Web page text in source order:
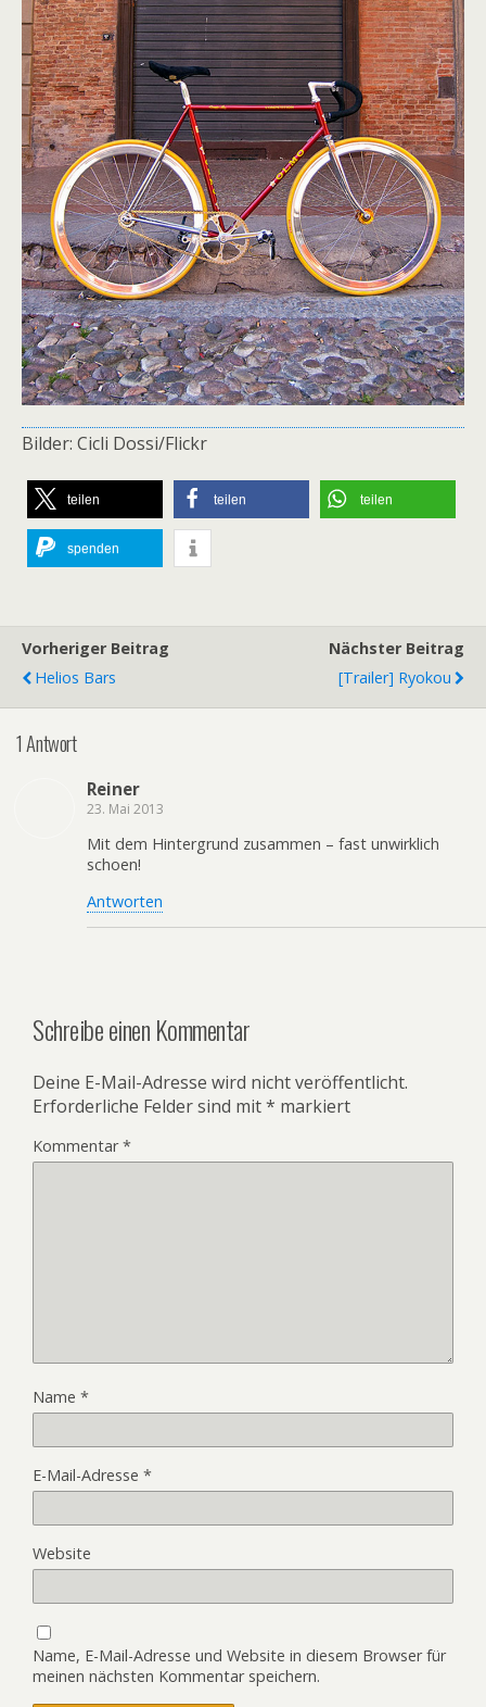
Bilder: Cicli Dossi/Flickr
teilen teilen teilen
spenden
Vorheriger Beitrag
Helios Bars
Nächster Beitrag
[Trailer] Ryokou
1 Antwort
Reiner
23. Mai 2013
Mit dem Hintergrund zusammen – fast unwirklich
schoen!
Antworten
Schreibe einen Kommentar
Deine E-Mail-Adresse wird nicht veröffentlicht.
Erforderliche Felder sind mit* markiert
Kommentar*
Name *
E-Mail-Adresse *
Website
Name, E-Mail-Adresse und Website in diesem Browser für
meinen nächsten Kommentar speichern.